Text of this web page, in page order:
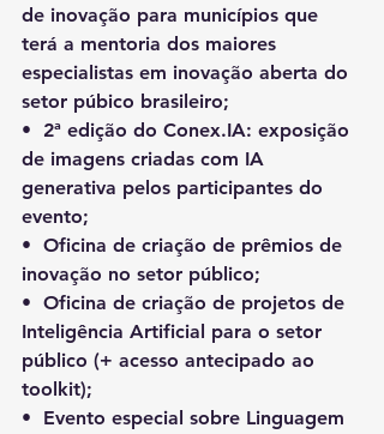
de inovação para municípios que
terá a mentoria dos maiores
especialistas em inovação aberta do
setor púbico brasileiro;
•⁠  ⁠2ª edição do Conex.IA: exposição
de imagens criadas com IA
generativa pelos participantes do
evento;
•⁠  ⁠Oficina de criação de prêmios de
inovação no setor público;
•⁠  ⁠Oficina de criação de projetos de
Inteligência Artificial para o setor
público (+ acesso antecipado ao
toolkit);
•⁠  ⁠Evento especial sobre Linguagem